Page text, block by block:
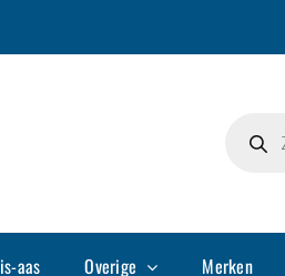
zoeken
aas Overige Merken